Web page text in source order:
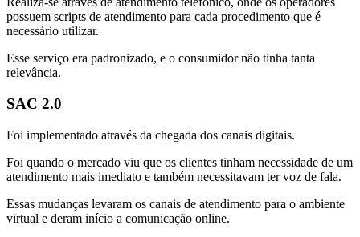
possuem scripts de atendimento para cada procedimento que é
necessário utilizar.
Esse serviço era padronizado, e o consumidor não tinha tanta
relevância.
SAC 2.0
Foi implementado através da chegada dos canais digitais.
Foi quando o mercado viu que os clientes tinham necessidade de um
atendimento mais imediato e também necessitavam ter voz de fala.
Essas mudanças levaram os canais de atendimento para o ambiente
virtual e deram início a comunicação online.